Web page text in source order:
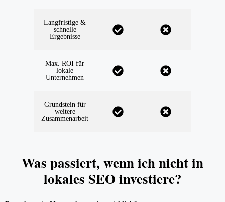
Langfristige &
schnelle
Ergebnisse
Max. ROI für
lokale
Unternehmen
Grundstein für
weitere
Zusammenarbeit
Was passiert, wenn ich nicht in
lokales SEO investiere?